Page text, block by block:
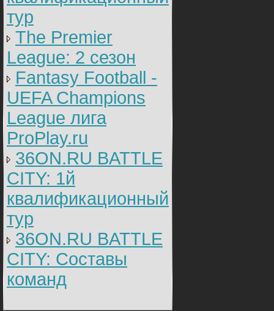
тур
The Premier
League: 2 cезон
Fantasy Football -
UEFA Champions
League лига
ProPlay.ru
36ON.RU BATTLE
CITY: 1й
квалификационный
тур
36ON.RU BATTLE
CITY: Составы
команд